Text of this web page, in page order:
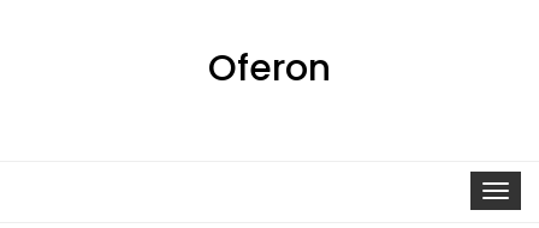
Oferon
Toggle